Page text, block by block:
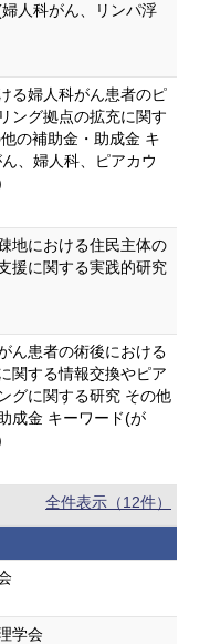
人科がん、リンパ浮
る婦人科がん患者のピ
ング拠点の拡充に関す
の補助金・助成金 キ
、婦人科、ピアカウ
地における住民主体の
援に関する実践的研究
ん患者の術後における
関する情報交換やピア
グに関する研究 その他
成金 キーワード(が
全件表示（12件）
学会